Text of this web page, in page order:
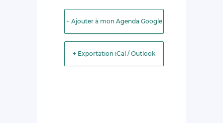
+ Ajouter à mon Agenda Google
+ Exportation iCal / Outlook